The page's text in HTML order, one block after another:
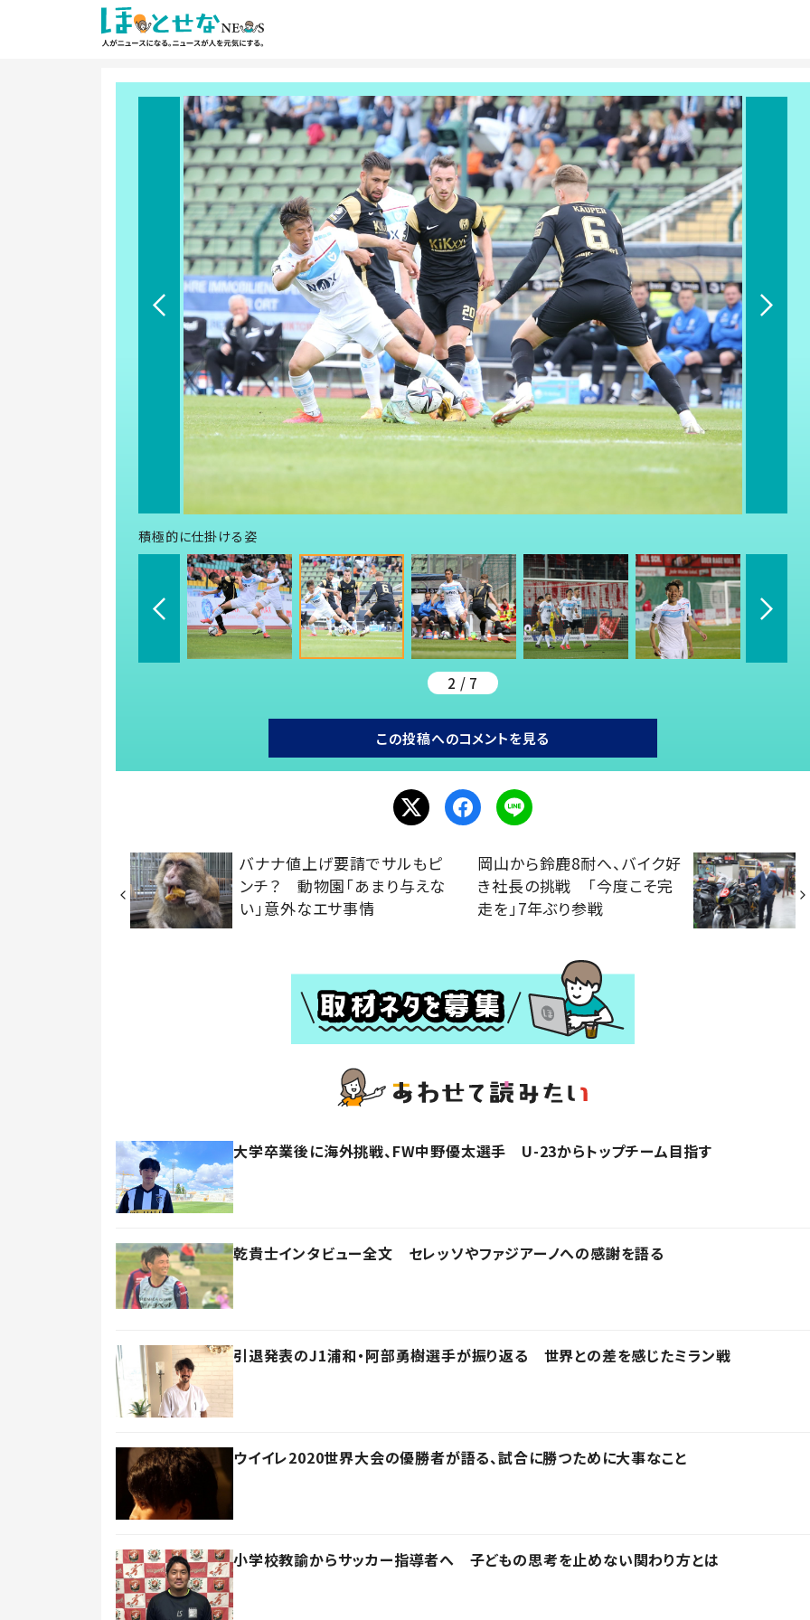
積極的に仕掛ける姿
2 / 7
この投稿へのコメントを見る
バナナ値上げ要請でサルもピ
ンチ？ 動物園「あまり与えな
い」意外なエサ事情
岡山から鈴鹿8耐へ、バイク好
き社長の挑戦 「今度こそ完
走を」7年ぶり参戦
大学卒業後に海外挑戦、FW中野優太選手 U-23からトップチーム目指す
乾貴士インタビュー全文 セレッソやファジアーノへの感謝を語る
引退発表のJ1浦和・阿部勇樹選手が振り返る 世界との差を感じたミラン戦
ウイイレ2020世界大会の優勝者が語る、試合に勝つために大事なこと
小学校教諭からサッカー指導者へ 子どもの思考を止めない関わり方とは